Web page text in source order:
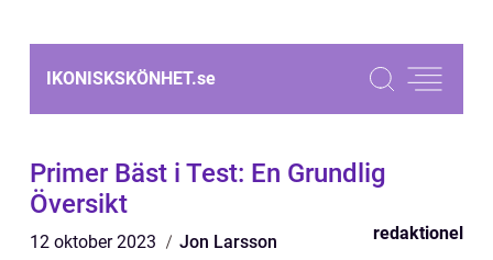
IKONISKSKÖNHET.se
Primer Bäst i Test: En Grundlig
Översikt
12 oktober 2023 Jon Larsson redaktionel